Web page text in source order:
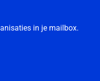
in je mailbox.